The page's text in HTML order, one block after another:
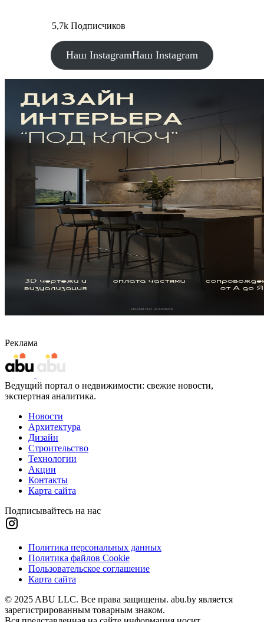
5,7k Подписчиков
Наш InstagramНаш Instagram
Реклама
Ведущий портал о недвижимости: свежие новости,
экспертная аналитика.
Новости
Архитектура
Дизайн
Строительство
Технологии
Акции
Контакты
Карта сайта
Подписывайтесь на нас
Политика персональных данных
Политика файлов Cookie
Пользовательское соглашение
Карта сайта
© 2025 ABU LLC. Все права защищены. abu.by является
зарегистрированным товарным знаком.